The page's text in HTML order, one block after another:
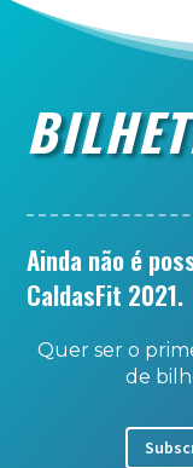
Ainda não é
CaldasFit 2021.
Quer ser o
de